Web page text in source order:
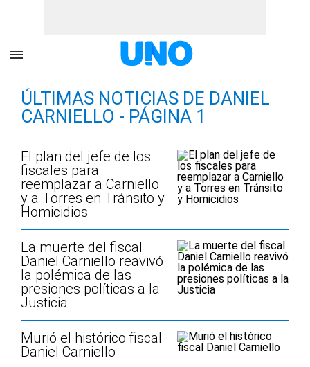
ÚLTIMAS NOTICIAS DE DANIEL
CARNIELLO - PÁGINA 1
El plan del jefe de los
fiscales para
reemplazar a Carniello
y a Torres en Tránsito y
Homicidios
La muerte del fiscal
Daniel Carniello reavivó
la polémica de las
presiones políticas a la
Justicia
Murió el histórico fiscal
Daniel Carniello